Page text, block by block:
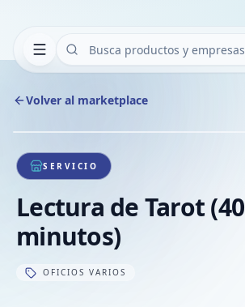
Volver al marketplace
1/1
SERVICIO
Lectura de Tarot (40
minutos)
OFICIOS VARIOS